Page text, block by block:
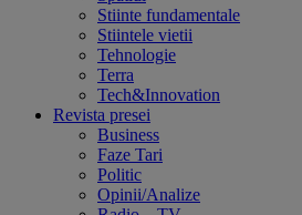
Stiinte fundamentale
Stiintele vietii
Tehnologie
Terra
Tech&Innovation
Revista presei
Business
Faze Tari
Politic
Opinii/Analize